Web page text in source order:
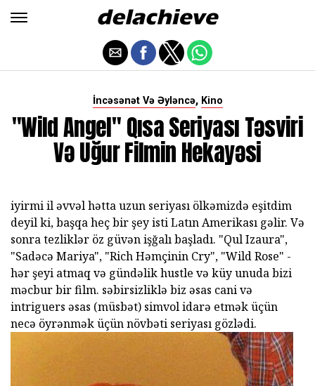
İncəsənət Və Əyləncə, Kino
"Wild Angel" Qısa Seriyası Təsviri
Və Uğur Filmin Hekayəsi
iyirmi il əvvəl hətta uzun seriyası ölkəmizdə eşitdim
deyil ki, başqa heç bir şey isti Latın Amerikası gəlir. Və
sonra tezliklər öz güvən işğalı başladı. "Qul Izaura",
"Sadəcə Mariya", "Rich Həmçinin Cry", "Wild Rose" -
hər şeyi atmaq və gündəlik hustle və küy unuda bizi
məcbur bir film. səbirsizliklə biz əsas cani və
intriguers əsas (müsbət) simvol idarə etmək üçün
necə öyrənmək üçün növbəti seriyası gözlədi.